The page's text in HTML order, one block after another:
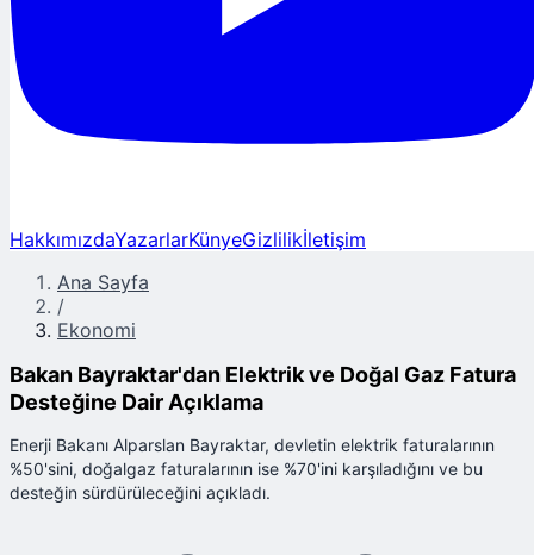
HakkımızdaYazarlarKünyeGizlilikİletişim
Ana Sayfa
/
Ekonomi
Bakan Bayraktar'dan Elektrik ve Doğal Gaz Fatura
Desteğine Dair Açıklama
Enerji Bakanı Alparslan Bayraktar, devletin elektrik faturalarının
%50'sini, doğalgaz faturalarının ise %70'ini karşıladığını ve bu
desteğin sürdürüleceğini açıkladı.